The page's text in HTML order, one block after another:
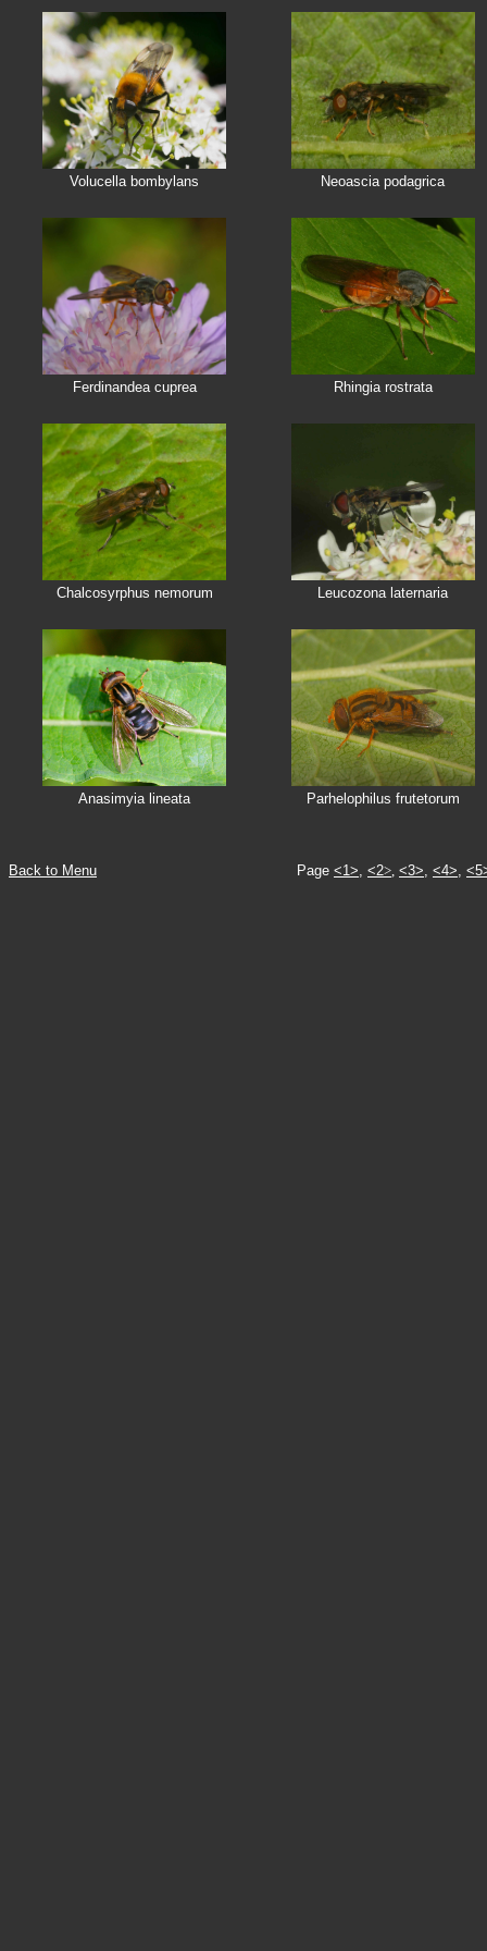
Volucella bombylans Neoascia podagrica
Ferdinandea cuprea Rhingia rostrata
Chalcosyrphus nemorum Leucozona laternaria
Anasimyia lineata Parhelophilus frutetorum
Back to Menu Page <1>, <2>, <3>, <4>,